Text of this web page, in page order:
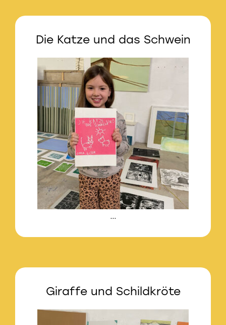
Die Katze und das Schwein
…
Giraffe und Schildkröte